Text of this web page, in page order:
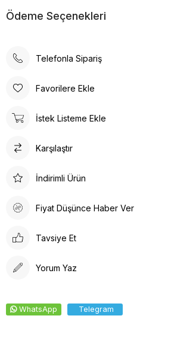
Ödeme Seçenekleri
Telefonla Sipariş
Favorilere Ekle
İstek Listeme Ekle
Karşılaştır
İndirimli Ürün
Fiyat Düşünce Haber Ver
Tavsiye Et
Yorum Yaz
WhatsApp Telegram